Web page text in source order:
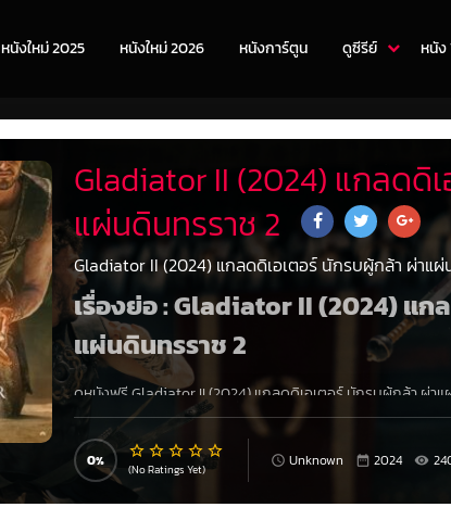
หนังใหม่ 2025 หนังใหม่ 2026 หนังการ์ตูน ดูซีรีย์ หนัง
Gladiator II (2024) แกลดดิ
แผ่นดินทรราช 2
Gladiator II (2024) แกลดดิเอเตอร์ นักรบผู้กล้า ผ่าแ
เรื่องย่อ : Gladiator II (2024) แก
แผ่นดินทรราช 2
ดูหนังฟรีGladiator II (2024) แกลดดิเอเตอร์ นักรบผู้กล้า ผ่าแ
ของ ลูเซียส ลูกชายของอดีตคนรักของ แม็กซิมัส อย่าง ลูซิเลีย
ได้เห็นการเสียชีวิตของวีรบุรุษผู้เป็นที่เคารพนับถืออย่าง แม็กซิ
สังเวียนโคลอสเซียม หลังจากบ้านของเขาถูกยึดครองโดยจักร
เหี้ยมโหด ด้วยความโกรธภายในใจและอนาคตของจักรวรรดิที่แ
เข้มแข็งและเกียรติยศจากอดีตของเขา เพื่อคืนความรุ่งโรจน์ขอ
0 (No Ratings Yet) Unknown 2024